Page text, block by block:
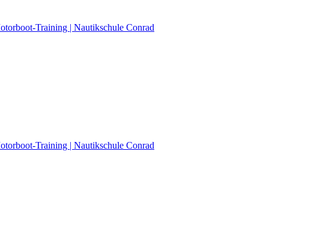
Training | Nautikschule Conrad
Training | Nautikschule Conrad